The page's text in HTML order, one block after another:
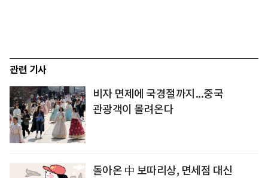
관련 기사
비자 면제에 국경절까지...중국
관광객이 몰려온다
돌아온 中 보따리상, 면세점 대신